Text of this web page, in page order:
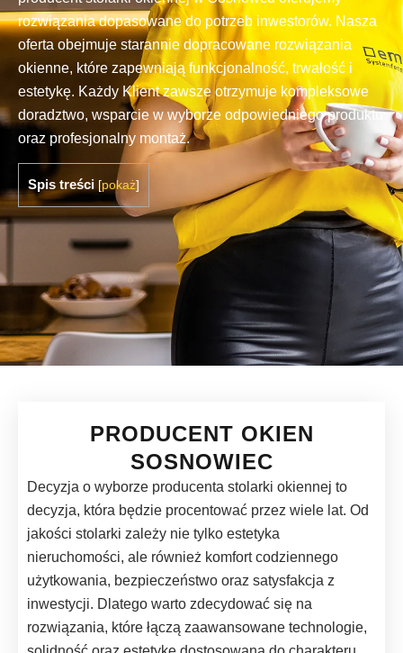
rozwiązania dopasowane do potrzeb inwestorów. Nasza
oferta obejmuje starannie dopracowane rozwiązania
okienne, które zapewniają funkcjonalność, trwałość i
estetykę. Każdy Klient zawsze otrzymuje kompleksowe
doradztwo, wsparcie w wyborze odpowiedniego produktu
oraz profesjonalny montaż.
Spis treści [pokaż]
PRODUCENT OKIEN
SOSNOWIEC
Decyzja o wyborze producenta stolarki okiennej to
decyzja, która będzie procentować przez wiele lat. Od
jakości stolarki zależy nie tylko estetyka
nieruchomości, ale również komfort codziennego
użytkowania, bezpieczeństwo oraz satysfakcja z
inwestycji. Dlatego warto zdecydować się na
rozwiązania, które łączą zaawansowane technologie,